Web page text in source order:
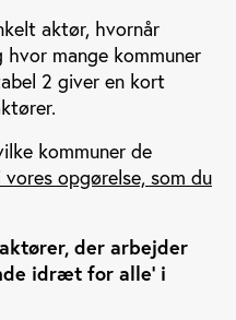
aktør, hvornår
mange kommuner
2 giver en kort
kommuner de
vores opgørelse, som du
der arbejder
idræt for alle’ i